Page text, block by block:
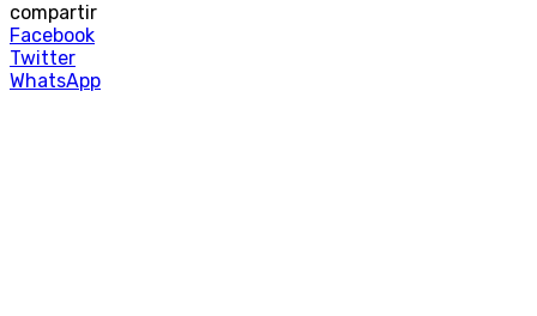
compartir
Facebook
Twitter
WhatsApp